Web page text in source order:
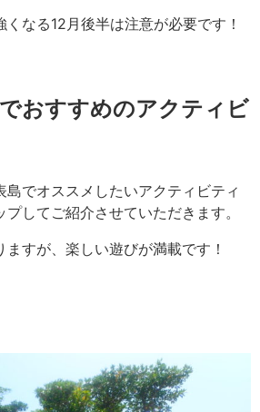
なる12月後半は注意が必要です！
おすすめのアクティビ
島でオススメしたいアクティビティ
してご紹介させていただきます。
すが、楽しい遊びが満載です！